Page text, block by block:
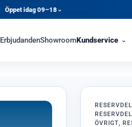
Öppet idag 09–18 ⌄
ErbjudandenShowroomKundservice
ÖVRIGT,